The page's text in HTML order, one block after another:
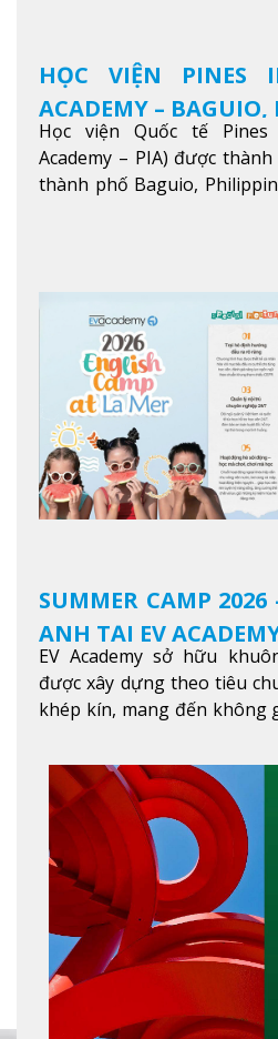
HỌC VIỆN PINES
ACADEMY – BAGUIO,
Học viện Quốc tế Pines
Academy – PIA) được
thành phố Baguio,
SUMMER CAMP
ANH TẠI EV
EV Academy sở hữu
được xây dựng theo tiêu
khép kín, mang đến không
ích hiện đạXem thêm